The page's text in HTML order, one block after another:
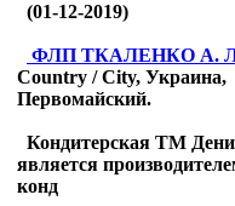
(01-12-2019)
ФЛП ТКАЛЕНКО А.
Country / City, Украина,
Первомайский.
Кондитерская ТМ
является
конд